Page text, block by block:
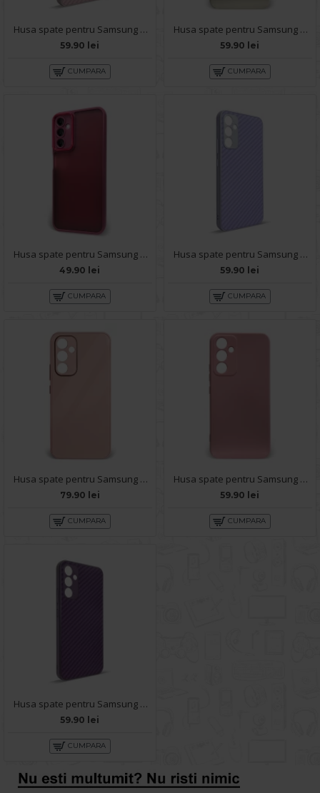
Husa spate pentru Samsung Galaxy A54 5G- Lys case Roz
59.90 lei
CUMPARA
Husa spate pentru Samsung Galaxy A54 5G - Silicon Line Maro
59.90 lei
CUMPARA
Husa spate pentru Samsung Galaxy A54 5G- Catwalk Case Visiniu
49.90 lei
CUMPARA
Husa spate pentru Samsung Galaxy A54 5G- Lys case Mov deschis
59.90 lei
CUMPARA
Husa spate pentru Samsung Galaxy A54 5G - Lito Case Roz
79.90 lei
CUMPARA
Husa spate pentru Samsung Galaxy A54 5G - Silicon Line Roz
59.90 lei
CUMPARA
Husa spate pentru Samsung Galaxy A54 5G- Lys case Mov inchis
59.90 lei
CUMPARA